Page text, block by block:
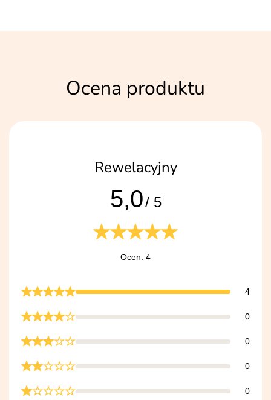
Ocena produktu
Rewelacyjny
5,0/ 5
Ocen: 4
4
0
0
0
0